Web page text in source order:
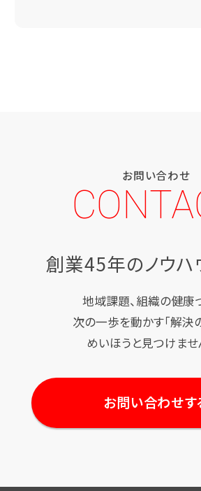
お問い合わせ
創業45年のノウハ
地域課題、組織の健康づ
次の一歩を動かす「解決の
めいほうと見つけませ
お問い合わせす